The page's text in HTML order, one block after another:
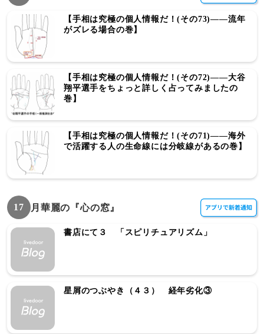
【手相は究極の個人情報だ！(その73)――流年
がズレる場合の巻】
【手相は究極の個人情報だ！(その72)――大谷
翔平選手をちょっと詳しく占ってみましたの
巻】
【手相は究極の個人情報だ！(その71)――海外
で活躍する人の生命線には分岐線があるの巻】
17 月華麗の『心の窓』
書店にて３ 「スピリチュアリズム」
星屑のつぶやき（４３） 経年劣化③